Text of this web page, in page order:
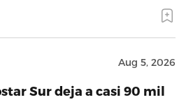
Aug 5, 2026
Sur deja a casi 90 mil